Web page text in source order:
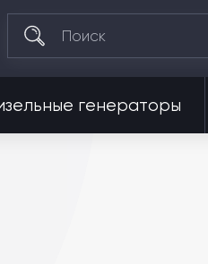
генераторы